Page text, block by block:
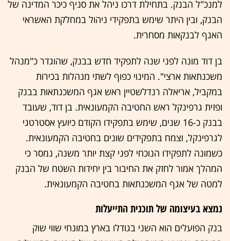
למנכ"ל הבנק. בתחילת דרכו ניהל את סניף כיכר המדינה של
הבנק, ובין היתר שימש בתפקידי ניהול במחלקת האשראי
האגף לבנקאות מסחרית.
בן דוד מונה לפני שנה לתפקיד חדש בבנק, שהוגדר כ"מנהל
משכנתאות ארצי". המינוי כפוף לשתי מנהלות בכירות
במקביל, אריאלה רנדלשטיין ראש אגף המשכנתאות בבנק
ופזית גרפינקל ראש החטיבה הקמעונאית. בן דוד, שעובד
בבנק כ-16 שנים, שימש בתפקידו הקודם כיועץ אסטרטגי
לגרפינקל, וצמח בתפקידים שונים בחטיבה הקמעונאית.
כשמונה לתפקידו הנוכחי לפני קצת יותר משנה, נמסר כי
המהלך אמור לחזק את החיבור בין יחידות השטח של הבנק
למטה של אגף המשכנתאות בחטיבה הקמעונאית.
נמצא בעיצומה של תוכנית התייעלות
בנק הפועלים הוא השני בגודלו בארץ במונחי שווי שוק